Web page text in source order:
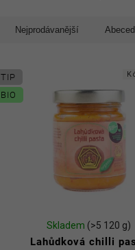
Nejprodávanější
TIP
BIO
Lahůdková chilli
Skladem (>5 120 g)